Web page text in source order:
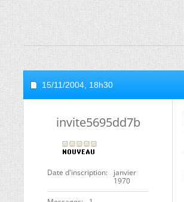
15/11/2004, 18h30
invite5695dd7b
Date d'inscription
janvier
1970